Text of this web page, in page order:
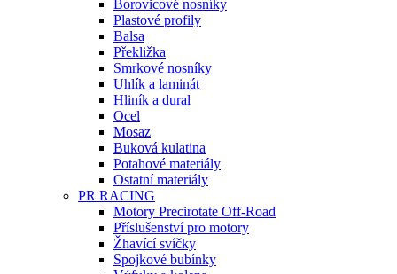
Borovicové nosníky
Plastové profily
Balsa
Překližka
Smrkové nosníky
Uhlík a laminát
Hliník a dural
Ocel
Mosaz
Buková kulatina
Potahové materiály
Ostatní materiály
PR RACING
Motory Precirotate Off-Road
Příslušenství pro motory
Žhavící svíčky
Spojkové bubínky